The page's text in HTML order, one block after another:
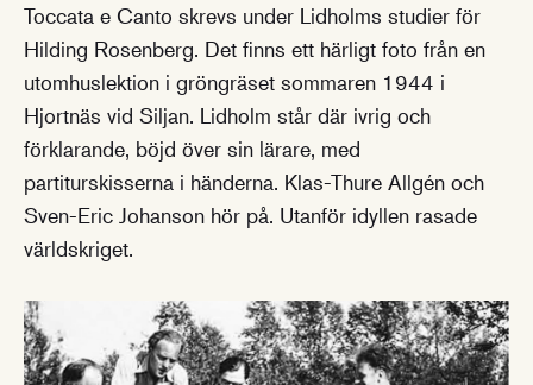
Toccata e Canto skrevs under Lidholms studier för
Hilding Rosenberg. Det finns ett härligt foto från en
utomhuslektion i gröngräset sommaren 1944 i
Hjortnäs vid Siljan. Lidholm står där ivrig och
förklarande, böjd över sin lärare, med
partiturskisserna i händerna. Klas-Thure Allgén och
Sven-Eric Johanson hör på. Utanför idyllen rasade
världskriget.